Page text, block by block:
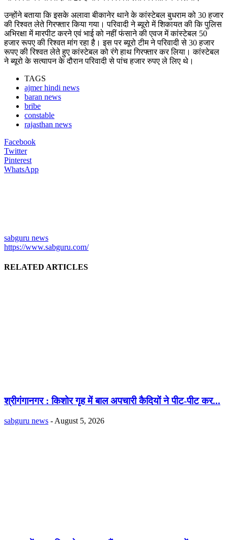
उन्होंने बताया कि इसके अलावा बीकानेर थाने के कांस्टेबल बुधराम को 30 हजार
की रिश्वत लेते गिरफ्तार किया गया। परिवादी ने ब्यूरो में शिकायत की कि पुलिस
अभिरक्षा में मारपीट करने एवं भाई को नहीं फंसाने की एवज में कांस्टेबल 50
हजार रूपए की रिश्वत मांग रहा है। इस पर ब्यूरो टीम ने परिवादी से 30 हजार
रूपए की रिश्वत लेते हुए कांस्टेबल को रंगे हाथ गिरफ्तार कर लिया। कांस्टेबल
ने ब्यूरो के सत्यापन के दौरान परिवादी से पांच हजार रुपए ले लिए थे।
TAGS
ajmer hindi news
baran news
bribe
constable
rajasthan news
Facebook
Twitter
Pinterest
WhatsApp
sabguru news
https://www.sabguru.com/
RELATED ARTICLES
श्रीगंगानगर : किशोर गृह में बाल अपचारी कैदियों ने पीट-पीट कर...
sabguru news - August 5, 2026